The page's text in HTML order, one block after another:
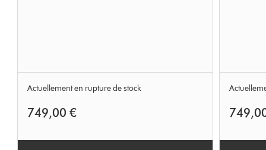
Actuellement en rupture de stock
749,00 €